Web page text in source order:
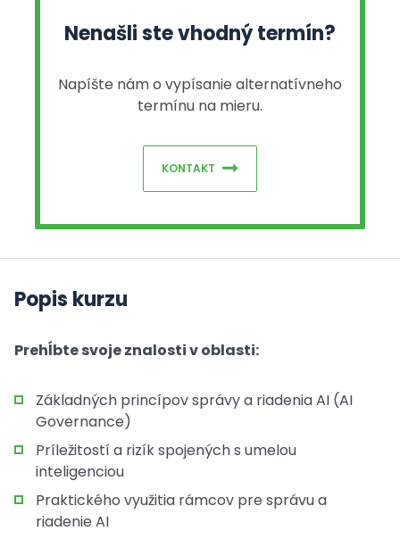
Nenašli ste vhodný termín?
Napíšte nám o vypísanie alternatívneho
termínu na mieru.
KONTAKT
Popis kurzu
Prehĺbte svoje znalosti v oblasti:
Základných princípov správy a riadenia AI (AI
Governance)
Príležitostí a rizík spojených s umelou
inteligenciou
Praktického využitia rámcov pre správu a
riadenie AI